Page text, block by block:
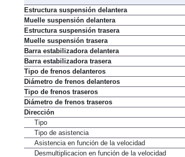
Estructura suspensión delantera
Muelle suspensión delantera
Estructura suspensión trasera
Muelle suspensión trasera
Barra estabilizadora delantera
Barra estabilizadora trasera
Tipo de frenos delanteros
Diámetro de frenos delanteros
Tipo de frenos traseros
Diámetro de frenos traseros
Dirección
Tipo
Tipo de asistencia
Asistencia en función de la velocidad